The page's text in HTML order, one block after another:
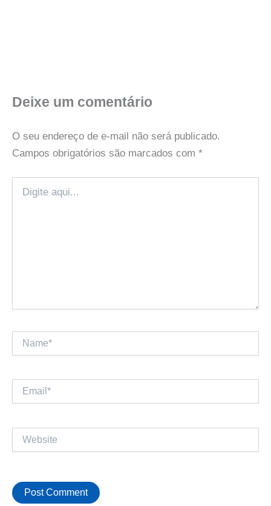
Deixe um comentário
O seu endereço de e-mail não será publicado.
Campos obrigatórios são marcados com *
aqui...
Email*